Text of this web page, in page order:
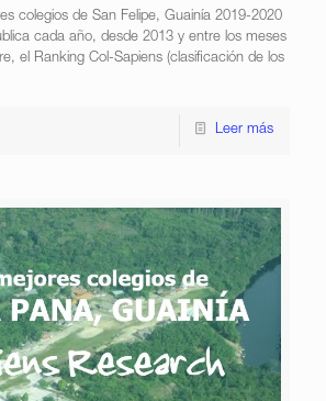
colegios de San Felipe, Guainía 2019-2020
cada año, desde 2013 y entre los meses
el Ranking Col-Sapiens (clasificación de los
Leer más